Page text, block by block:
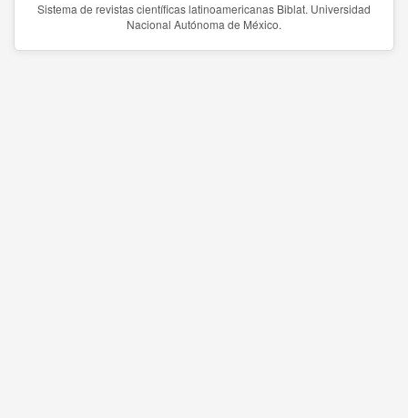
Sistema de revistas científicas latinoamericanas Biblat. Universidad
Nacional Autónoma de México.